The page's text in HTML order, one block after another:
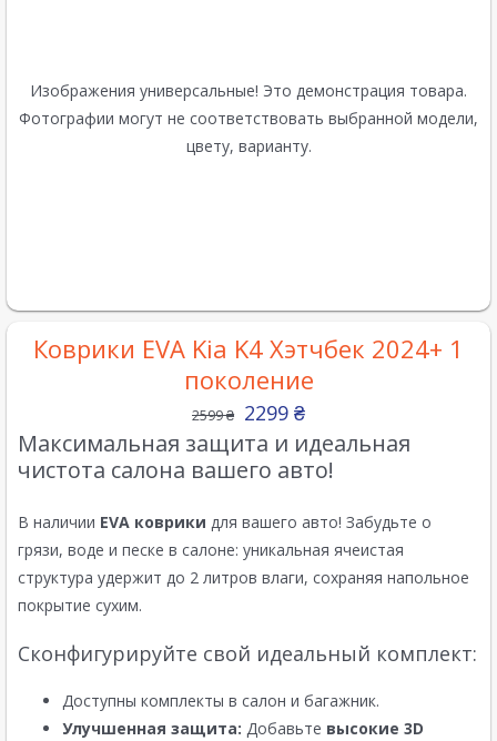
Изображения универсальные! Это демонстрация товара.
Фотографии могут не соответствовать выбранной модели,
цвету, варианту.
Коврики EVA Kia K4 Хэтчбек 2024+ 1
поколение
2599₴ 2299 ₴
Максимальная защита и идеальная
чистота салона вашего авто!
В наличии EVA коврики для вашего авто! Забудьте о
грязи, воде и песке в салоне: уникальная ячеистая
структура удержит до 2 литров влаги, сохраняя напольное
покрытие сухим.
Сконфигурируйте свой идеальный комплект:
Доступны комплекты в салон и багажник.
Улучшенная защита: Добавьте высокие 3D